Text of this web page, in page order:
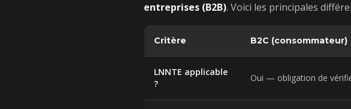
entreprises (B2B). Voici les principales
Critère B2C (consommateur)
LNNTE applicable
?
Oui — obligation de